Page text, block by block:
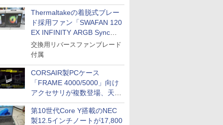
Thermaltakeの着脱式ブレー
ド採用ファン「SWAFAN 120
EX INFINITY ARGB Sync」
に単品パッケージ
交換用リバースファンブレード
付属
CORSAIR製PCケース
「FRAME 4000/5000」向け
アクセサリが複数登場、天然
木製パネルや背面コネクタ対
応トレイなど
第10世代Core Y搭載のNEC
製12.5インチノートが17,800